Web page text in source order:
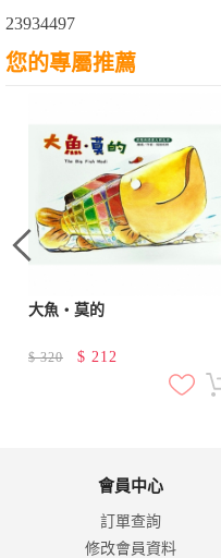
23934497
您的專屬推薦
大魚‧莫的
$320 $ 212
會員中心
訂單查詢
修改會員資料